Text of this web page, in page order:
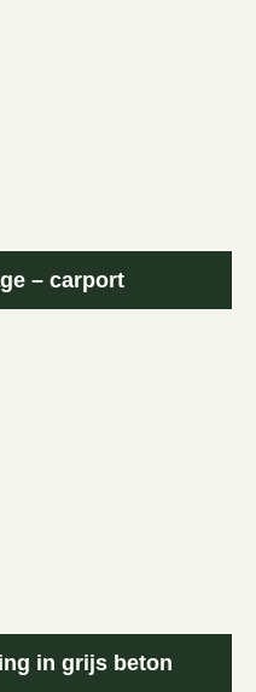
– carport
in grijs beton